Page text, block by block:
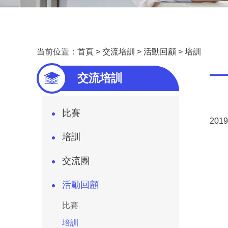
当前位置： 首頁 > 交流培訓 > 活動回顧 > 培訓
交流培訓
比賽
培訓
交流團
活動回顧
比賽
培訓